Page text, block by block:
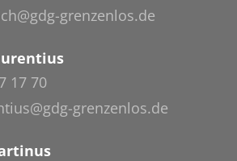
grenzenlos.de
17 70
grenzenlos.de